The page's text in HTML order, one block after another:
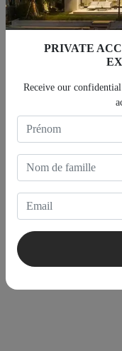
Système de
Accès direct aux
Carte
PRIVATE
Receive our